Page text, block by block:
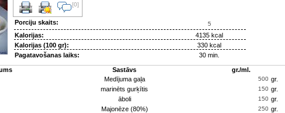
[0]
Porciju skaits:
Kalorijas:
4135 kcal
Kalorijas (100 gr):
330 kcal
Pagatavošanas laiks:
30 min.
Sastāvs
gr./ml.
Medījuma gaļa
gr.
marinēts gurķītis
gr.
āboli
gr.
Majonēze (80%)
gr.